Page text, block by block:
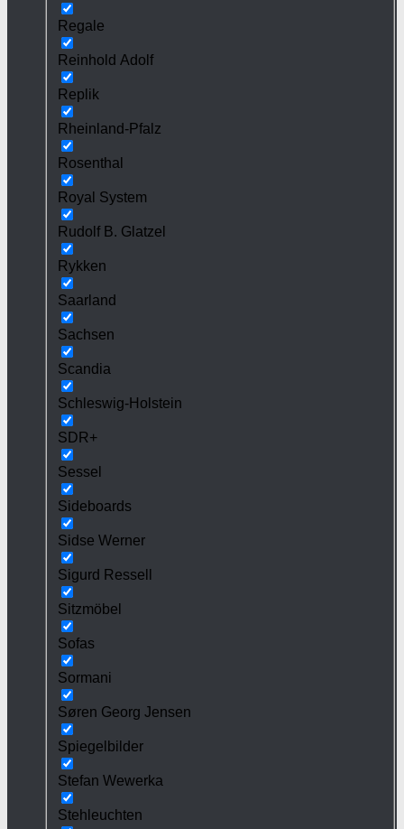
Regale
Reinhold Adolf
Replik
Rheinland-Pfalz
Rosenthal
Royal System
Rudolf B. Glatzel
Rykken
Saarland
Sachsen
Scandia
Schleswig-Holstein
SDR+
Sessel
Sideboards
Sidse Werner
Sigurd Ressell
Sitzmöbel
Sofas
Sormani
Søren Georg Jensen
Spiegelbilder
Stefan Wewerka
Stehleuchten